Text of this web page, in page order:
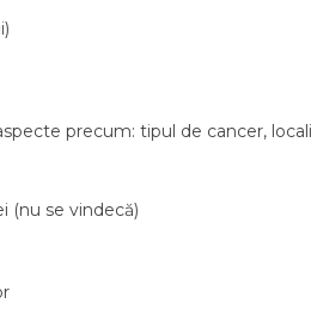
precum: tipul de cancer,
(nu se vindecă)